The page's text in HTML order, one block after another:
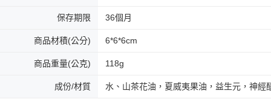
保存期限 36個月
商品材積(公分) 6*6*6cm
商品重量(公克) 118g
成份/材質 水、山茶花油，夏威夷果油，益生元，神經